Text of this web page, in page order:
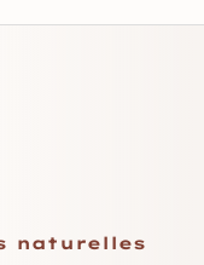
naturelles